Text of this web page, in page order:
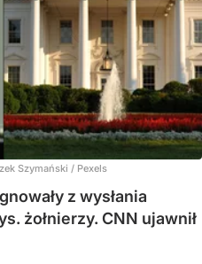
Szymański / Pexels
z wysłania
żołnierzy. CNN ujawnił